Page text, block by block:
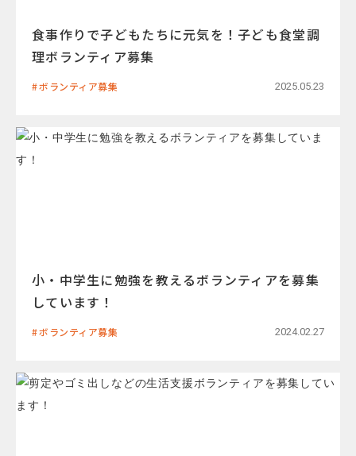
食事作りで子どもたちに元気を！子ども食堂調
理ボランティア募集
ボランティア募集 2025.05.23
小・中学生に勉強を教えるボランティアを募集
しています！
ボランティア募集 2024.02.27